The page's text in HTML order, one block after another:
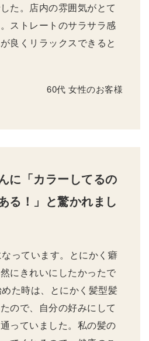
た。店内の雰囲気がとて
ストレートのサラサラ感
良くリラックスできると
60代 女性のお客様
に「カラーしてるの
る！」と驚かれまし
っています。とにかく癖
にきれいにしたかったで
た時は、とにかく髪型髪
ので、自分の好みにして
っていました。私の髪の